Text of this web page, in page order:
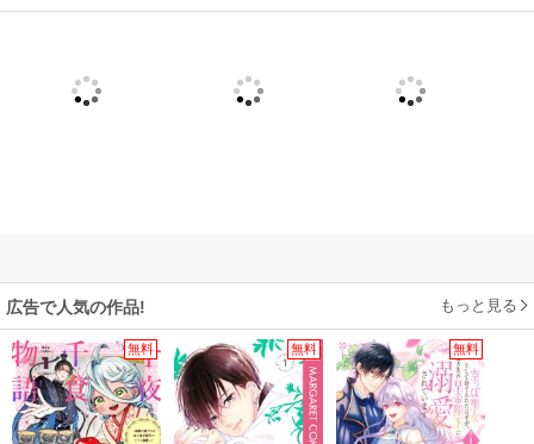
広告で人気の作品! もっと見る
無料 無料 無料